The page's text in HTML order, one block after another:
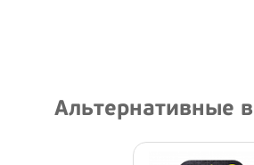
Альтернативные